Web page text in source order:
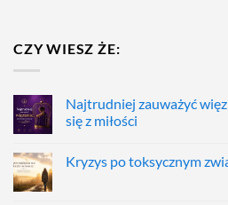
CZY WIESZ ŻE:
Najtrudniej zauważyć
się z miłości
Kryzys po toksycznym